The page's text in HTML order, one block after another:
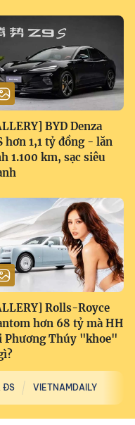
BYD Denza
hơn 1,1 tỷ đồng - lăn
1.100 km, sạc siêu
Rolls-Royce
hơn 68 tỷ mà HH
Phương Thúy "khoe"
ĐS VIETNAMDAILY